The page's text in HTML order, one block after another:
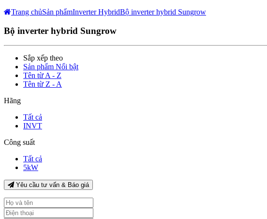
Trang chủSản phẩmInverter HybridBộ inverter hybrid Sungrow
Bộ inverter hybrid Sungrow
Sắp xếp theo
Sản phẩm Nổi bật
Tên từ A - Z
Tên từ Z - A
Hãng
Tất cả
INVT
Công suất
Tất cả
5kW
Yêu cầu tư vấn & Báo giá